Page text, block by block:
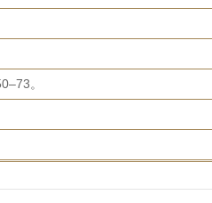
。